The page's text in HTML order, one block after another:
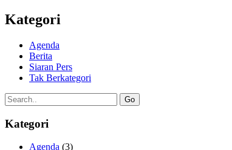
Kategori
Agenda
Berita
Siaran Pers
Tak Berkategori
Go
Kategori
Agenda (3)